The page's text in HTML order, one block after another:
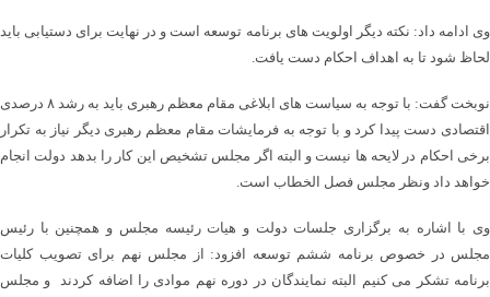
وی ادامه داد: نکته دیگر اولویت های برنامه توسعه است و در نهایت برای دستیابی باید
لحاظ شود تا به اهداف احکام دست یافت.
نوبخت گفت: با توجه به سیاست های ابلاغی مقام معظم رهبری باید به رشد ۸ درصدی
اقتصادی دست پیدا کرد و با توجه به فرمایشات مقام معظم رهبری دیگر نیاز به تکرار
برخی احکام در لایحه ها نیست و البته اگر مجلس تشخیص این کار را بدهد دولت انجام
خواهد داد ونظر مجلس فصل الخطاب است.
وی با اشاره به برگزاری جلسات دولت و هیات رئیسه مجلس و همچنین با رئیس
مجلس در خصوص برنامه ششم توسعه افزود: از مجلس نهم برای تصویب کلیات
برنامه تشکر می کنیم البته نمایندگان در دوره نهم موادی را اضافه کردند و مجلس